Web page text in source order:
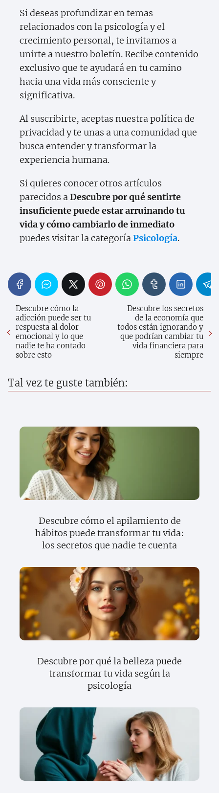
Si deseas profundizar en temas
relacionados con la psicología y el
crecimiento personal, te invitamos a
unirte a nuestro boletín. Recibe contenido
exclusivo que te ayudará en tu camino
hacia una vida más consciente y
significativa.
Al suscribirte, aceptas nuestra política de
privacidad y te unas a una comunidad que
busca entender y transformar la
experiencia humana.
Si quieres conocer otros artículos
parecidos aDescubre por qué sentirte
insuficiente puede estar arruinando tu
vida y cómo cambiarlo de inmediato
puedes visitar la categoríaPsicología.
Descubre cómo la
adicción puede ser tu
respuesta al dolor
emocional y lo que
nadie te ha contado
sobre esto
Descubre los secretos
de la economía que
todos están ignorando y
que podrían cambiar tu
vida financiera para
siempre
Tal vez te guste también:
Descubre cómo el apilamiento de
hábitos puede transformar tu vida:
los secretos que nadie te cuenta
Descubre por qué la belleza puede
transformar tu vida según la
psicología